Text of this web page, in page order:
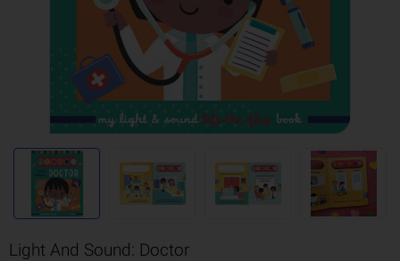
Light And Sound: Doctor